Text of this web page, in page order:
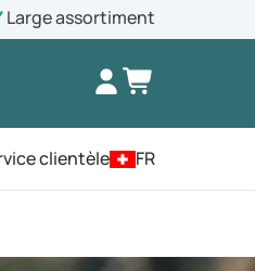
Large assortiment
le menu
clientèle FR